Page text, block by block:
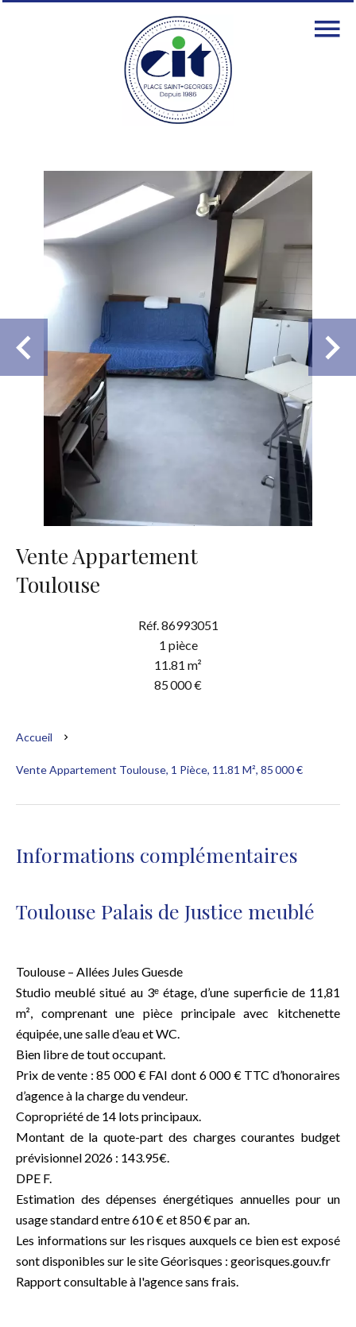
Vente Appartement
Toulouse
Réf. 86993051
1 pièce
11.81 m²
85 000 €
Accueil
Vente Appartement Toulouse, 1 Pièce, 11.81 M², 85 000 €
Informations complémentaires
Toulouse Palais de Justice meublé
Toulouse – Allées Jules Guesde
Studio meublé situé au 3ᵉ étage, d’une superficie de 11,81
m², comprenant une pièce principale avec kitchenette
équipée, une salle d’eau et WC.
Bien libre de tout occupant.
Prix de vente : 85 000 € FAI dont 6 000 € TTC d’honoraires
d’agence à la charge du vendeur.
Copropriété de 14 lots principaux.
Montant de la quote-part des charges courantes budget
prévisionnel 2026 : 143.95€.
DPE F.
Estimation des dépenses énergétiques annuelles pour un
usage standard entre 610 € et 850 € par an.
Les informations sur les risques auxquels ce bien est exposé
sont disponibles sur le site Géorisques : georisques.gouv.fr
Rapport consultable à l'agence sans frais.